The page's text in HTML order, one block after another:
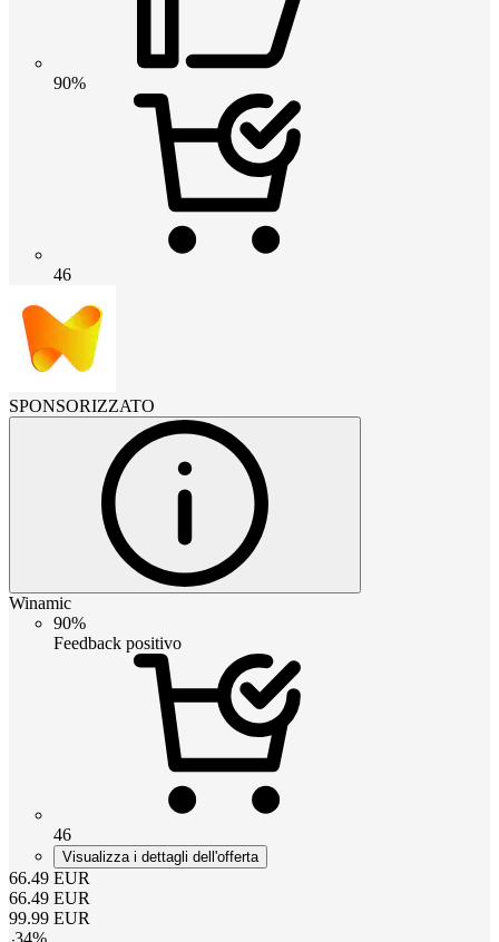
90%
46
SPONSORIZZATO
Winamic
90%
Feedback positivo
46
Visualizza i dettagli dell'offerta
66.49 EUR
66.49 EUR
99.99 EUR
-34%